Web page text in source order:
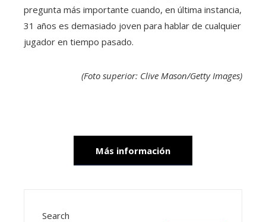
pregunta más importante cuando, en última instancia,
31 años es demasiado joven para hablar de cualquier
jugador en tiempo pasado.
(Foto superior: Clive Mason/Getty Images)
Más información
Search